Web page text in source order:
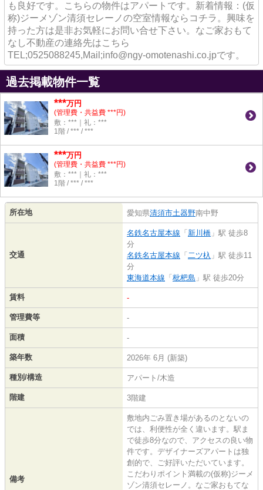
も良好です。こちらの物件はアパートです。新着情報：(仮
称)ジーメゾン清須セレーノの空室情報ならコチラ。興味を
持った方は是非お気軽にお問い合せ下さい。なご家おもて
なし不動産の連絡先はこちら
TEL;0525088245,Mail;info@ngy-omotenashi.co.jpです。
過去掲載物件一覧
***万円
(管理費・共益費 ***円)
敷：***｜礼：***
1階 / *** / ***
***万円
(管理費・共益費 ***円)
敷：***｜礼：***
1階 / *** / ***
所在地 愛知県清須市土器野南中野
交通
名鉄名古屋本線 「 新川橋 」駅 徒歩8
分
名鉄名古屋本線 「 二ツ杁 」駅 徒歩11
分
東海道本線 「 枇杷島 」駅 徒歩20分
賃料 -
管理費等 -
面積 -
築年数 2026年 6月 (新築)
種別/構造 アパート/木造
階建 3階建
備考
敷地内ごみ置き場があるのとないの
では、利便性が全く違います。駅ま
で徒歩8分なので、アクセスの良い物
件です。デザイナーズアパートは独
創的で、ご好評いただいています。
こだわりポイント満載の(仮称)ジーメ
ゾン清須セレーノ。なご家おもてな